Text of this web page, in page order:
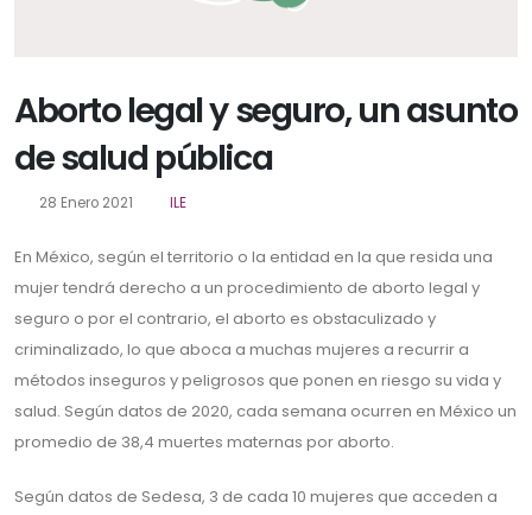
Aborto legal y seguro, un asunto
de salud pública
28 Enero 2021 ILE
En México, según el territorio o la entidad en la que resida una
mujer tendrá derecho a un procedimiento de aborto legal y
seguro o por el contrario, el aborto es obstaculizado y
criminalizado, lo que aboca a muchas mujeres a recurrir a
métodos inseguros y peligrosos que ponen en riesgo su vida y
salud. Según datos de 2020, cada semana ocurren en México un
promedio de 38,4 muertes maternas por aborto.
Según datos de Sedesa, 3 de cada 10 mujeres que acceden a